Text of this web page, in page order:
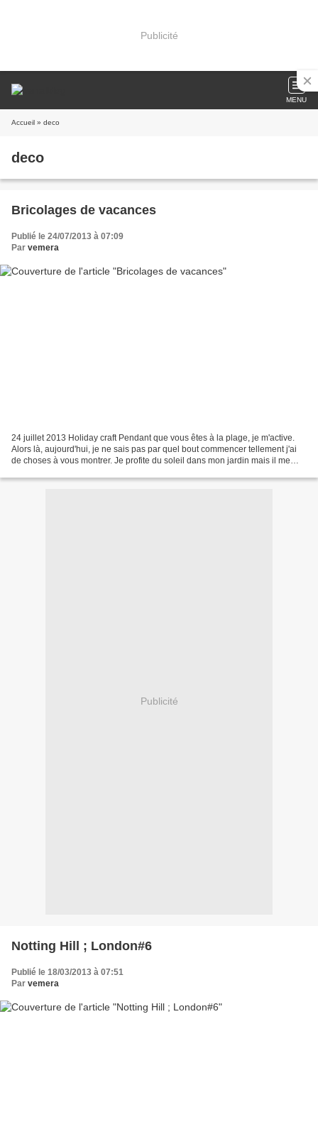
Publicité
MENU
Accueil » deco
deco
Bricolages de vacances
Publié le 24/07/2013 à 07:09
Par vemera
24 juillet 2013 Holiday craft Pendant que vous êtes à la plage, je m'active.
Alors là, aujourd'hui, je ne sais pas par quel bout commencer tellement j'ai
de choses à vous montrer. Je profite du soleil dans mon jardin mais il me
Publicité
Notting Hill ; London#6
Publié le 18/03/2013 à 07:51
Par vemera